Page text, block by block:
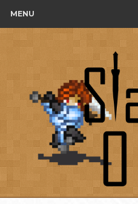
MENU